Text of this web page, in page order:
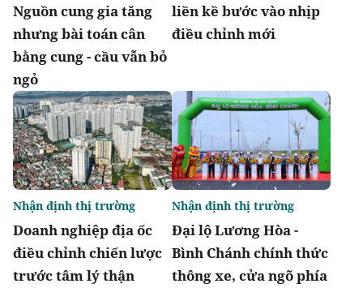
Nguồn cung gia tăng
nhưng bài toán cân
bằng cung - cầu vẫn bỏ
ngỏ
liền kề bước vào nhịp
điều chỉnh mới
Doanh nghiệp địa ốc
điều chỉnh chiến lược
trước tâm lý thận
Nhận định thị trường
Đại lộ Lương Hòa -
Bình Chánh chính thức
thông xe, cửa ngõ phía
Nhận định thị trường